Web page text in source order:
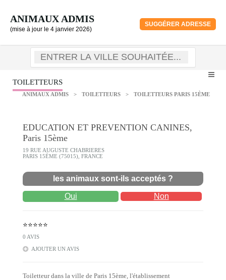
ANIMAUX ADMIS
(mise à jour le 4 janvier 2026)
SUGGÉRER ADRESSE
TOILETTEURS
ANIMAUX ADMIS > TOILETTEURS > TOILETTEURS PARIS 15ÈME
EDUCATION ET PREVENTION CANINES,
Paris 15ème
19 RUE AUGUSTE CHABRIERES
PARIS 15ÈME (75015), FRANCE
les animaux sont-ils acceptés ?
Oui Non
⭐⭐⭐⭐⭐
0 AVIS
AJOUTER UN AVIS
Toiletteur dans la ville de Paris 15ème, l'établissement